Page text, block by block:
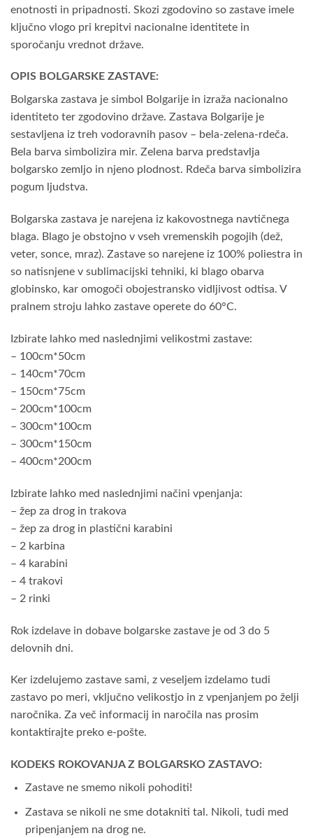
enotnosti in pripadnosti. Skozi zgodovino so zastave imele
ključno vlogo pri krepitvi nacionalne identitete in
sporočanju vrednot države.
OPIS BOLGARSKE ZASTAVE:
Bolgarska zastava je simbol Bolgarije in izraža nacionalno
identiteto ter zgodovino države. Zastava Bolgarije je
sestavljena iz treh vodoravnih pasov – bela-zelena-rdeča.
Bela barva simbolizira mir. Zelena barva predstavlja
bolgarsko zemljo in njeno plodnost. Rdeča barva simbolizira
pogum ljudstva.
Bolgarska zastava je narejena iz kakovostnega navtičnega
blaga. Blago je obstojno v vseh vremenskih pogojih (dež,
veter, sonce, mraz). Zastave so narejene iz 100% poliestra in
so natisnjene v sublimacijski tehniki, ki blago obarva
globinsko, kar omogoči obojestransko vidljivost odtisa. V
pralnem stroju lahko zastave operete do 60°C.
Izbirate lahko med naslednjimi velikostmi zastave:
– 100cm*50cm
– 140cm*70cm
– 150cm*75cm
– 200cm*100cm
– 300cm*100cm
– 300cm*150cm
– 400cm*200cm
Izbirate lahko med naslednjimi načini vpenjanja:
– žep za drog in trakova
– žep za drog in plastični karabini
– 2 karbina
– 4 karabini
– 4 trakovi
– 2 rinki
Rok izdelave in dobave bolgarske zastave je od 3 do 5
delovnih dni.
Ker izdelujemo zastave sami, z veseljem izdelamo tudi
zastavo po meri, vključno velikostjo in z vpenjanjem po želji
naročnika. Za več informacij in naročila nas prosim
kontaktirajte preko e-pošte.
KODEKS ROKOVANJA Z BOLGARSKO ZASTAVO:
Zastave ne smemo nikoli pohoditi!
Zastava se nikoli ne sme dotakniti tal. Nikoli, tudi med
pripenjanjem na drog ne.